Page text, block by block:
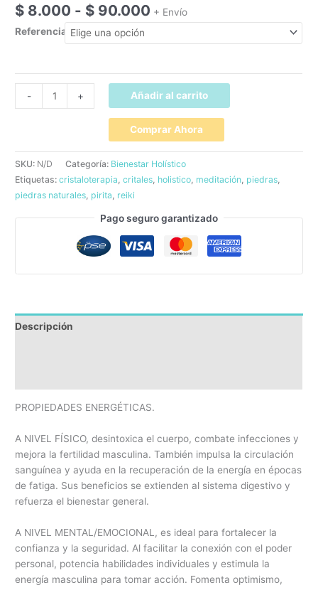
$ 8.000 - $ 90.000 Rango
de
precios:
$ 8.000
hasta
$ 90.000
+ Envío
Referencia
-
Natural
cantidad
+ Añadir al carrito
SKU: N/D Categoría: Bienestar Holístico
Etiquetas:cristaloterapia ,critales holistico meditación piedras
piedras naturales pirita reiki
Pago seguro garantizado
Descripción
PROPIEDADES ENERGÉTICAS.
A NIVEL FÍSICO, desintoxica el cuerpo, combate infecciones y
mejora la fertilidad masculina. También impulsa la circulación
sanguínea y ayuda en la recuperación de la energía en épocas
de fatiga. Sus beneficios se extienden al sistema digestivo y
refuerza el bienestar general.
A NIVEL MENTAL/EMOCIONAL, es ideal para fortalecer la
confianza y la seguridad. Al facilitar la conexión con el poder
personal, potencia habilidades individuales y estimula la
energía masculina para tomar acción. Fomenta optimismo,